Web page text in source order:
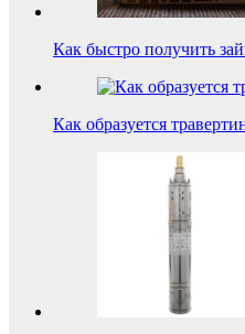
Как быстро получить
Как образуется